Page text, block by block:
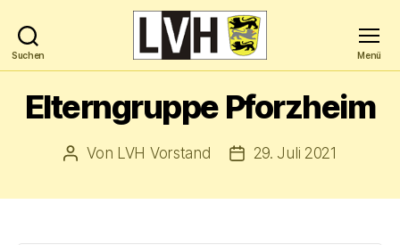
Suchen
Landesverband
Baden-
e.V.
Menü
Elterngruppe Pforzheim
Beitragsautor
Von LVH Vorstand Veröffentlichungsdatum
29. Juli 2021